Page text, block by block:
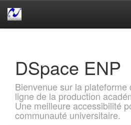
DSpace ENP
Bienvenue sur la plateforme
ligne de la production
Une meilleure accessibilité
communauté universitaire.